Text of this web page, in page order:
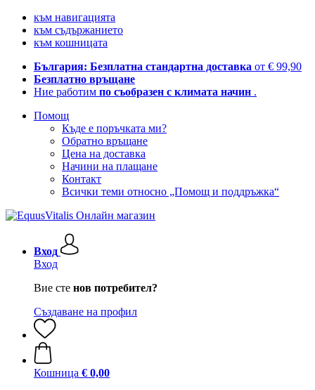
към навигацията
към съдържанието
към кошницата
България: Безплатна стандартна доставка от € 99,90
Безплатно връщане
Ние работим по съобразен с климата начин .
Помощ
Къде е поръчката ми?
Обратно връщане
Цена на доставка
Начини на плащане
Контакт
Всички теми относно „Помощ и поддръжка“
Вход
Вход
Вие сте нов потребител?
Създаване на профил
Кошница € 0,00